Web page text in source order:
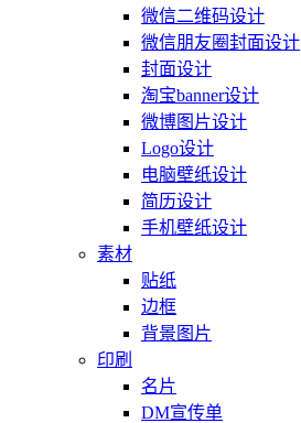
微信二维码设计
微信朋友圈封面设计
封面设计
淘宝banner设计
微博图片设计
Logo设计
电脑壁纸设计
简历设计
手机壁纸设计
素材
贴纸
边框
背景图片
印刷
名片
DM宣传单